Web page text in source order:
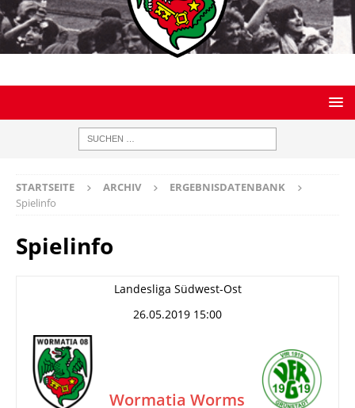
STARTSEITE ARCHIV
ERGEBNISDATENBANK
Spielinfo
Spielinfo
Landesliga Südwest-Ost
26.05.2019 15:00
Wormatia Worms